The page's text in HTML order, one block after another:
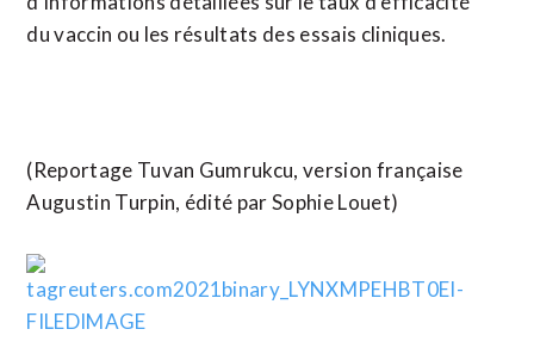
du vaccin ou les résultats des essais cliniques.
(Reportage Tuvan Gumrukcu, version française
Augustin Turpin, édité par Sophie Louet)